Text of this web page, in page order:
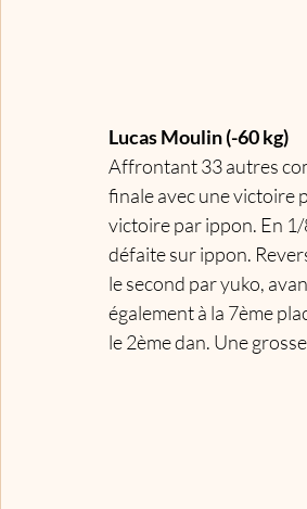
Lucas Moulin (-60 kg)
Affrontant 33 autres
finale avec une victoire
victoire par ippon. En
défaite sur ippon.
le second par yuko,
également à la 7ème
le 2ème dan.​ Une